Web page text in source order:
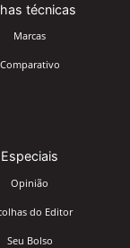
técnicas
Marcas
Comparativo
Especiais
Opinião
do Editor
Seu Bolso